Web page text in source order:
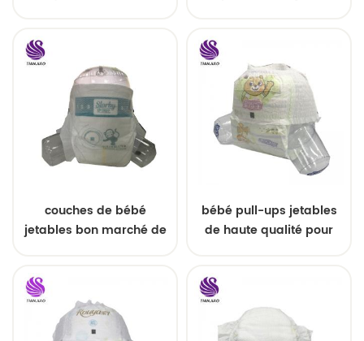
couches de bébé
jetables bon marché de
bébé pull-ups jetables
de haute qualité pour